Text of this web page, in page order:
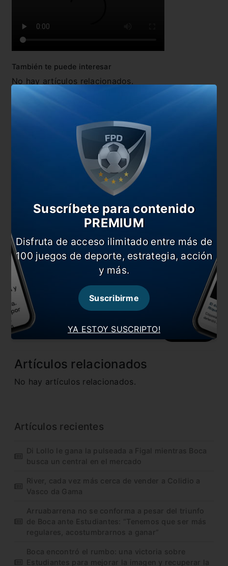
También te puede interesar
No hay artículos relacionados.
Comentarios
Dejá tu opinión acá!
Correo electrónico
Artículos relacionados
No hay artículos relacionados.
Artículos recientes
Di Lollo le gana la pulseada a Figal mientras Boca
busca un central en el mercado
River, cada vez más cerca de vender a Colidio a
Vasco da Gama
Arruabarrena no se conforma a pesar del triunfo
de Boca ante Estudiantes: “Tenemos que ser más
regulares, acostumbrarnos a ganar”
Boca encontró el rumbo: una victoria sobre
Estudiantes para mejorar la imagen y recuperar la
YA ESTOY SUSCRIPTO!
Suscríbete para contenido
PREMIUM
Disfruta de acceso ilimitado entre más de
100 juegos de deporte, estrategia, acción
y más.
Suscribirme